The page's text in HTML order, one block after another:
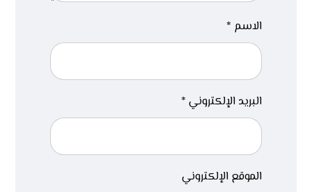
الاسم *
البريد الإلكتروني *
الموقع الإلكتروني